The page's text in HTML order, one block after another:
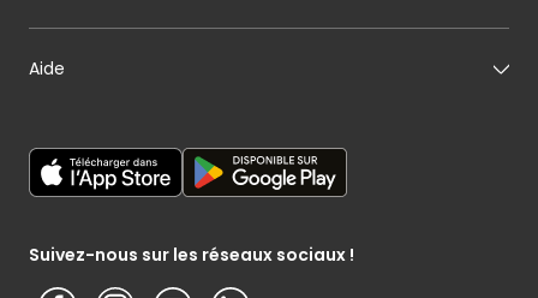
Suivez-nous sur les réseaux sociaux !
Mon maraîcher
Media / Presse
Présentation du groupe (PDF)
Carte cadeau
Service photo
Aide
Conditions générales – Site www.cactus.lu
Notice d’information Cactus et Caterman (de Schnékert
Conditions générales de garantie